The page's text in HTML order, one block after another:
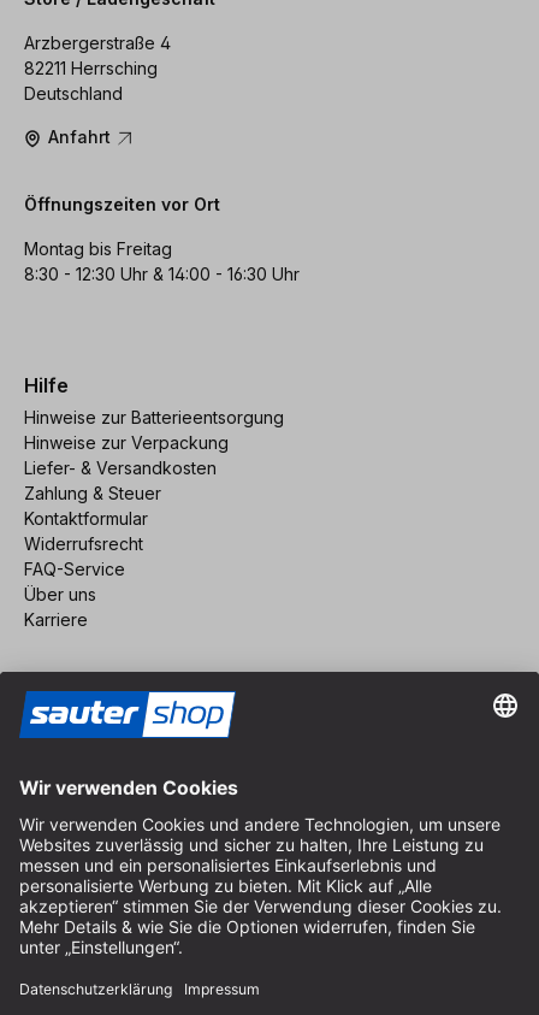
Arzbergerstraße 4
82211 Herrsching
Deutschland
Anfahrt
Öffnungszeiten vor Ort
Montag bis Freitag
8:30 - 12:30 Uhr & 14:00 - 16:30 Uhr
Hilfe
Hinweise zur Batterieentsorgung
Hinweise zur Verpackung
Liefer- & Versandkosten
Zahlung & Steuer
Kontaktformular
Widerrufsrecht
FAQ-Service
Über uns
Karriere
Impressum
AGB
Datenschutz
Cookie-Einstellungen
© 2026 sauter GmbH